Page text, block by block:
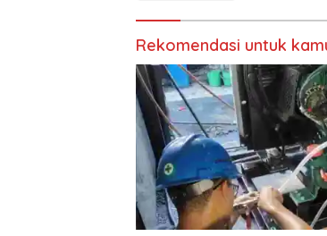
b
k
a
d
e
n
d
e
a
y
a
n
g
b
a
r
e
b
u
k
a
d
i
j
e
n
d
y
a
n
g
b
Rekomendasi untuk